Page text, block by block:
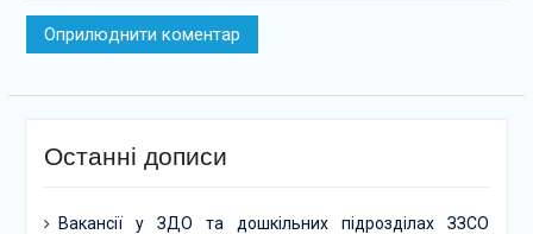
Останні дописи
Вакансії у ЗДО та дошкільних підрозділах ЗЗСО